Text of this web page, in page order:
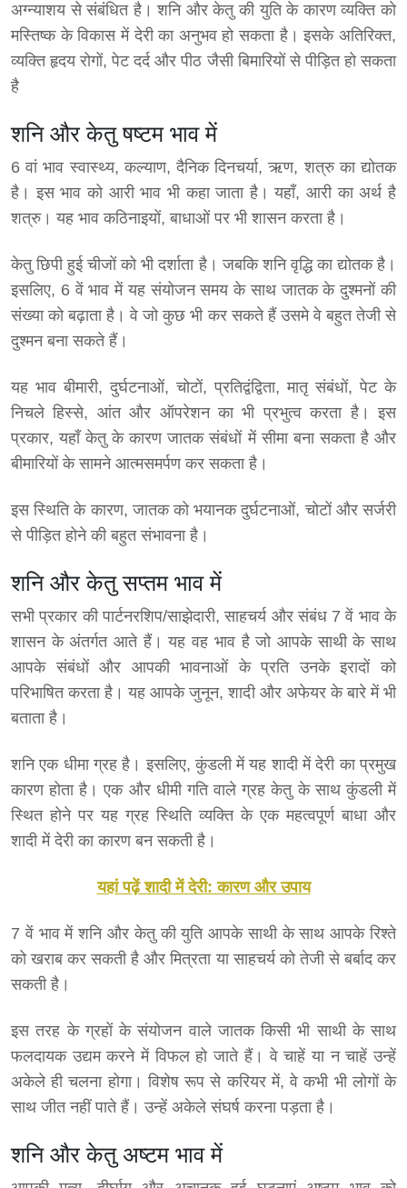
अग्न्याशय से संबंधित है। शनि और केतु की युति के कारण व्यक्ति को
मस्तिष्क के विकास में देरी का अनुभव हो सकता है। इसके अतिरिक्त,
व्यक्ति हृदय रोगों, पेट दर्द और पीठ जैसी बिमारियों से पीड़ित हो सकता
है
शनि और केतु षष्टम भाव में
6 वां भाव स्वास्थ्य, कल्याण, दैनिक दिनचर्या, ऋण, शत्रु का द्योतक
है। इस भाव को आरी भाव भी कहा जाता है। यहाँ, आरी का अर्थ है
शत्रु। यह भाव कठिनाइयों, बाधाओं पर भी शासन करता है।
केतु छिपी हुई चीजों को भी दर्शाता है। जबकि शनि वृद्धि का द्योतक है।
इसलिए, 6 वें भाव में यह संयोजन समय के साथ जातक के दुश्मनों की
संख्या को बढ़ाता है। वे जो कुछ भी कर सकते हैं उसमे वे बहुत तेजी से
दुश्मन बना सकते हैं।
यह भाव बीमारी, दुर्घटनाओं, चोटों, प्रतिद्वंद्विता, मातृ संबंधों, पेट के
निचले हिस्से, आंत और ऑपरेशन का भी प्रभुत्व करता है। इस
प्रकार, यहाँ केतु के कारण जातक संबंधों में सीमा बना सकता है और
बीमारियों के सामने आत्मसमर्पण कर सकता है।
इस स्थिति के कारण, जातक को भयानक दुर्घटनाओं, चोटों और सर्जरी
से पीड़ित होने की बहुत संभावना है।
शनि और केतु सप्तम भाव में
सभी प्रकार की पार्टनरशिप/साझेदारी, साहचर्य और संबंध 7 वें भाव के
शासन के अंतर्गत आते हैं। यह वह भाव है जो आपके साथी के साथ
आपके संबंधों और आपकी भावनाओं के प्रति उनके इरादों को
परिभाषित करता है। यह आपके जुनून, शादी और अफेयर के बारे में भी
बताता है।
शनि एक धीमा ग्रह है। इसलिए, कुंडली में यह शादी में देरी का प्रमुख
कारण होता है। एक और धीमी गति वाले ग्रह केतु के साथ कुंडली में
स्थित होने पर यह ग्रह स्थिति व्यक्ति के एक महत्वपूर्ण बाधा और
शादी में देरी का कारण बन सकती है।
यहां पढ़ें शादी में देरी: कारण और उपाय
7 वें भाव में शनि और केतु की युति आपके साथी के साथ आपके रिश्ते
को खराब कर सकती है और मित्रता या साहचर्य को तेजी से बर्बाद कर
सकती है।
इस तरह के ग्रहों के संयोजन वाले जातक किसी भी साथी के साथ
फलदायक उद्यम करने में विफल हो जाते हैं। वे चाहें या न चाहें उन्हें
अकेले ही चलना होगा। विशेष रूप से करियर में, वे कभी भी लोगों के
साथ जीत नहीं पाते हैं। उन्हें अकेले संघर्ष करना पड़ता है।
शनि और केतु अष्टम भाव में